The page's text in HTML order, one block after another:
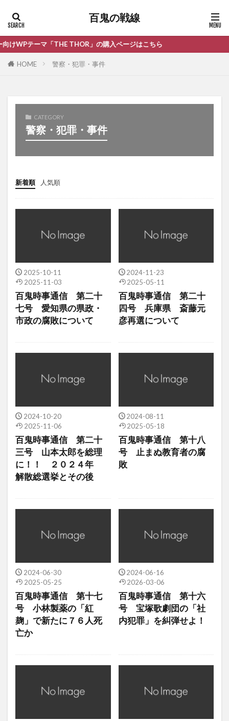
百鬼の戦線
マ「THE THOR」の購入ページはこちら
HOME 警察・犯罪・事件
CATEGORY
警察・犯罪・事件
新着順 人気順
2025-10-11
2025-11-03
百鬼時事通信 第二十
七号 愛知県の県政・
市政の腐敗について
2024-11-23
2025-05-11
百鬼時事通信 第二十
四号 兵庫県 斎藤元
彦再選について
2024-10-20
2025-11-06
百鬼時事通信 第二十
三号 山本太郎を総理
に！！ ２０２４年
解散総選挙とその後
2024-08-11
2025-05-18
百鬼時事通信 第十八
号 止まぬ教育者の腐
敗
2024-06-30
2025-05-25
百鬼時事通信 第十七
号 小林製薬の「紅
麹」で新たに７６人死
亡か
2024-06-16
2026-03-06
百鬼時事通信 第十六
号 宝塚歌劇団の「社
内犯罪」を糾弾せよ！